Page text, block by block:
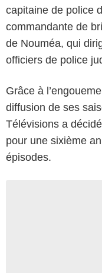
capitaine de police
commandante de
de Nouméa, qui
officiers de police
Grâce à
diffusion de ses
Télévisions a
pour une sixième
épisodes.